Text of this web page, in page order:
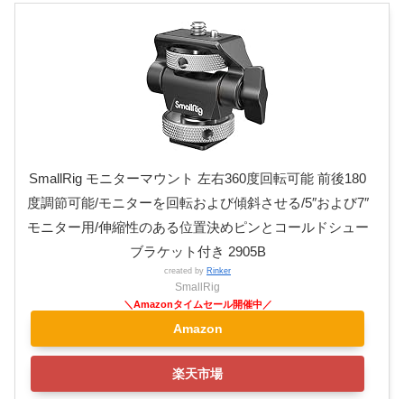
SmallRig モニターマウント 左右360度回転可能 前後180
度調節可能/モニターを回転および傾斜させる/5″および7″
モニター用/伸縮性のある位置決めピンとコールドシュー
ブラケット付き 2905B
created by Rinker
SmallRig
Amazon
楽天市場